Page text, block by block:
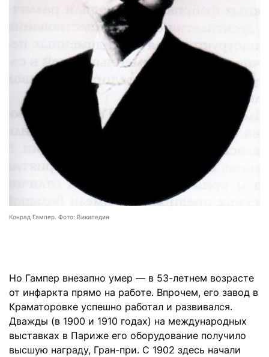
Конрад Гампер. Фото: Википедия
Но Гампер внезапно умер — в 53-летнем возрасте
от инфаркта прямо на работе. Впрочем, его завод в
Краматоровке успешно работал и развивался.
Дважды (в 1900 и 1910 годах) на международных
выставках в Париже его оборудование получило
высшую награду, Гран-при. С 1902 здесь начали